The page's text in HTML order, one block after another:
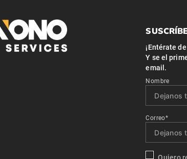
¡Entérate
Y se el
email.
Nombre
Correo*